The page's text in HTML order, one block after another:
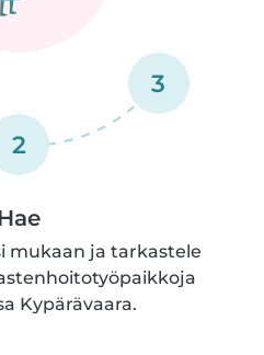
2
3
mukaan ja tarkastele
Kypärävaara.